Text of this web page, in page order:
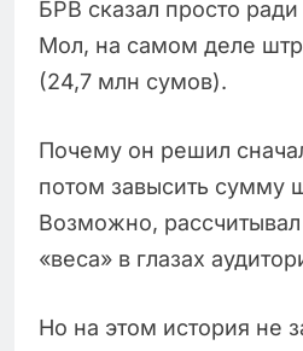
БРВ сказал просто
Мол, на самом деле
(24,7 млн сумов).
Почему он решил
потом завысить сумму
Возможно,
«веса» в глазах
Но на этом история не